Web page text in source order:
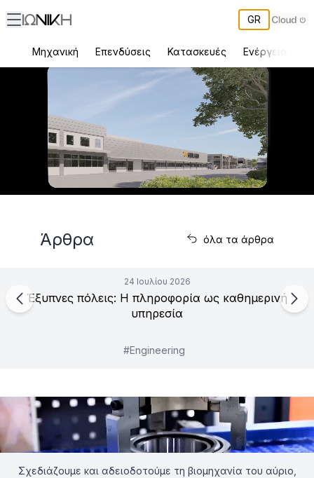
GR
Μηχανική Επενδύσεις Κατασκευές Ενέργεια
ΙΩΝΙΚΗ εταιρεία μηχανικών στην Ελλάδα – υπηρεσίες, έργα και
Άρθρα όλα τα άρθρα
24 Ιουλίου 2026
Έξυπνες πόλεις: Η πληροφορία ως καθημερινή
υπηρεσία
#Engineering
Σχεδιάζουμε και αδειοδοτούμε τη βιομηχανία του αύριο,